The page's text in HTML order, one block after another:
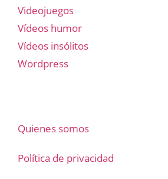
Videojuegos
Vídeos humor
Vídeos insólitos
Wordpress
Quienes somos
Política de privacidad